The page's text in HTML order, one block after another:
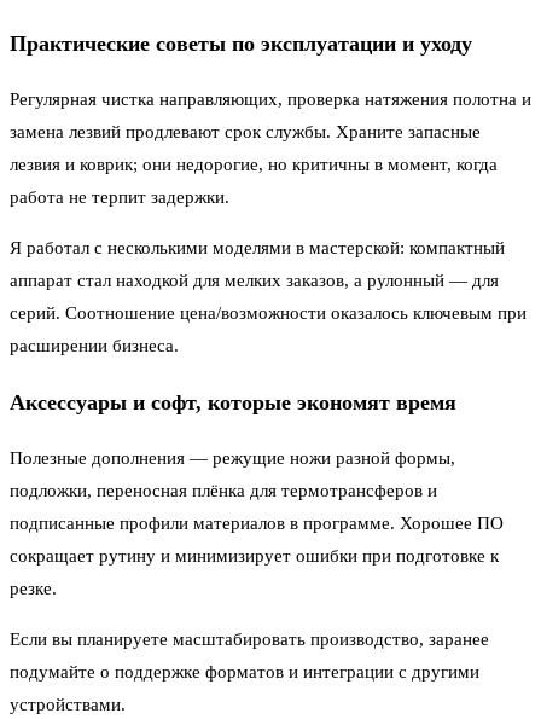
Практические советы по эксплуатации и уходу
Регулярная чистка направляющих, проверка натяжения полотна и
замена лезвий продлевают срок службы. Храните запасные
лезвия и коврик; они недорогие, но критичны в момент, когда
работа не терпит задержки.
Я работал с несколькими моделями в мастерской: компактный
аппарат стал находкой для мелких заказов, а рулонный — для
серий. Соотношение цена/возможности оказалось ключевым при
расширении бизнеса.
Аксессуары и софт, которые экономят время
Полезные дополнения — режущие ножи разной формы,
подложки, переносная плёнка для термотрансферов и
подписанные профили материалов в программе. Хорошее ПО
сокращает рутину и минимизирует ошибки при подготовке к
резке.
Если вы планируете масштабировать производство, заранее
подумайте о поддержке форматов и интеграции с другими
устройствами.